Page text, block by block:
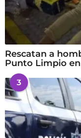
Rescatan a
Punto Limpio
3